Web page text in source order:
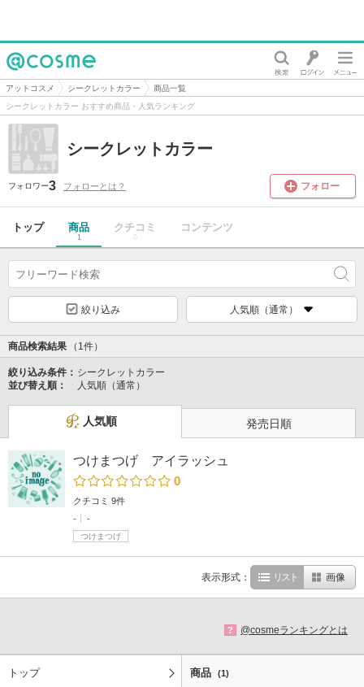
@cosme
アットコスメ シークレットカラー
商品一覧
シークレットカラー おすすめ商品・人気ランキング
シークレットカラー
フォロワー3 フォローとは？ フォロー
トップ 商品
1
クチコミ
0
コンテンツ
絞り込み 人気順（通常）
商品検索結果 （1件）
絞り込み条件： シークレットカラー
並び替え順：
人気順（通常）
人気順 発売日順
つけまつげ アイラッシュ
0
クチコミ 9件
-
-
つけまつげ
表示形式： リスト 画像
? @cosmeランキングとは
トップ 商品 (1)